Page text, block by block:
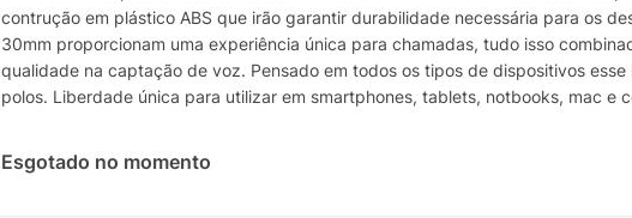
contrução em plástico ABS que irão garantir durabilidade necessária para os
30mm proporcionam uma experiência única para chamadas, tudo isso
qualidade na captação de voz. Pensado em todos os tipos de dispositivos
polos. Liberdade única para utilizar em smartphones, tablets, notbooks, mac e
chegar até 1,8 metros com adaptador. Tenha controle total nas pontas dos
podendo ser alocado de forma prática e funcional pelo o usuário.
Esgotado no momento